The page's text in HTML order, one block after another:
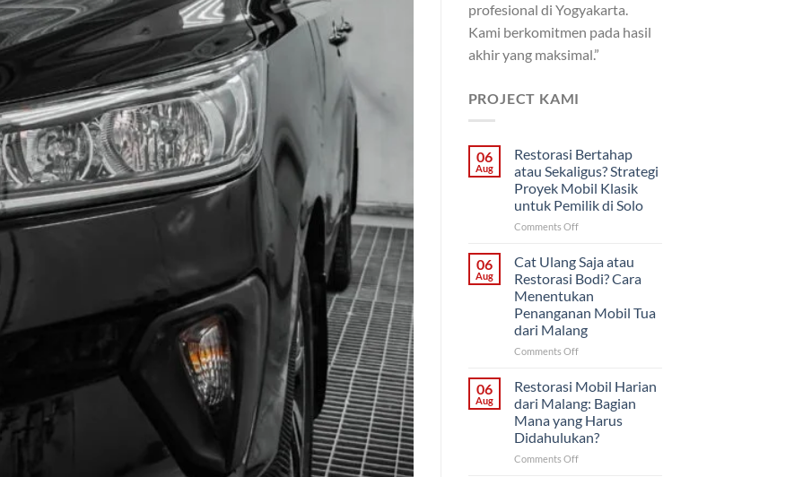
profesional di Yogyakarta.
Kami berkomitmen pada hasil
akhir yang maksimal.”
PROJECT KAMI
06
Aug
Restorasi Bertahap
atau Sekaligus? Strategi
Proyek Mobil Klasik
untuk Pemilik di Solo
Comments Offon
Bertahap
atau
Sekaligus?
Strategi
Proyek
Mobil
Klasik
di
Solo
06
Aug
Cat Ulang Saja atau
Restorasi Bodi? Cara
Menentukan
Penanganan Mobil Tua
dari Malang
Comments Offon
Ulang
Saja
atau
Restorasi
Bodi?
Cara
06
Aug
Restorasi Mobil Harian
dari Malang: Bagian
Mana yang Harus
Didahulukan?
Comments Offon